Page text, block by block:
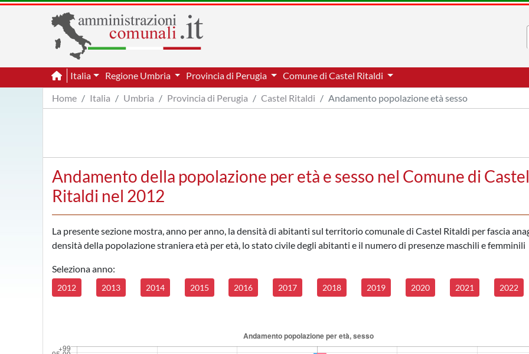
Italia Regione Umbria Provincia di Perugia
Comune di Castel Ritaldi
Home
Italia Umbria Provincia di Perugia Castel Ritaldi Andamento popolazione età sesso
Andamento della popolazione per età e sesso nel Comune di Castel
Ritaldi nel 2012
La presente sezione mostra, anno per anno, la densità di abitanti sul territorio comunale di Castel Ritaldi per fascia
densità della popolazione straniera età per età, lo stato civile degli abitanti e il numero di presenze maschili e femminili
Seleziona anno:
2012 2013 2014 2015 2016 2017 2018 2019 2020 2021 2022